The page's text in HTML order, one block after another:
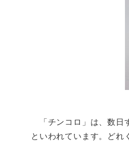
「チンコロ」は、数日
といわれています。どれ